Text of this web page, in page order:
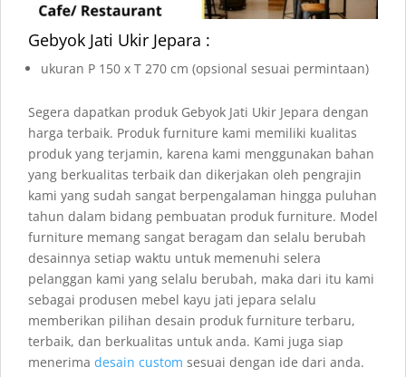
Gebyok Jati Ukir Jepara :
ukuran P 150 x T 270 cm (opsional sesuai permintaan)
Segera dapatkan produk Gebyok Jati Ukir Jepara dengan
harga terbaik. Produk furniture kami memiliki kualitas
produk yang terjamin, karena kami menggunakan bahan
yang berkualitas terbaik dan dikerjakan oleh pengrajin
kami yang sudah sangat berpengalaman hingga puluhan
tahun dalam bidang pembuatan produk furniture. Model
furniture memang sangat beragam dan selalu berubah
desainnya setiap waktu untuk memenuhi selera
pelanggan kami yang selalu berubah, maka dari itu kami
sebagai produsen mebel kayu jati jepara selalu
memberikan pilihan desain produk furniture terbaru,
terbaik, dan berkualitas untuk anda. Kami juga siap
menerima desain custom sesuai dengan ide dari anda.